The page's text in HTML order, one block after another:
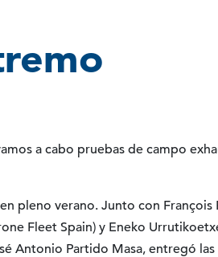
a cabo pruebas de campo
pleno verano. Junto con
Fleet Spain) y Eneko
Antonio Partido Masa, entregó